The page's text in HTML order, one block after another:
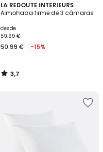
LA REDOUTE INTERIEURS
Almohada firme de 3 cámaras
desde
59.99 €
50.99 € -15%
3,7
/ 5
3,7
/